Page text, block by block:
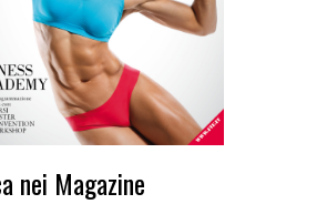
nei Magazine